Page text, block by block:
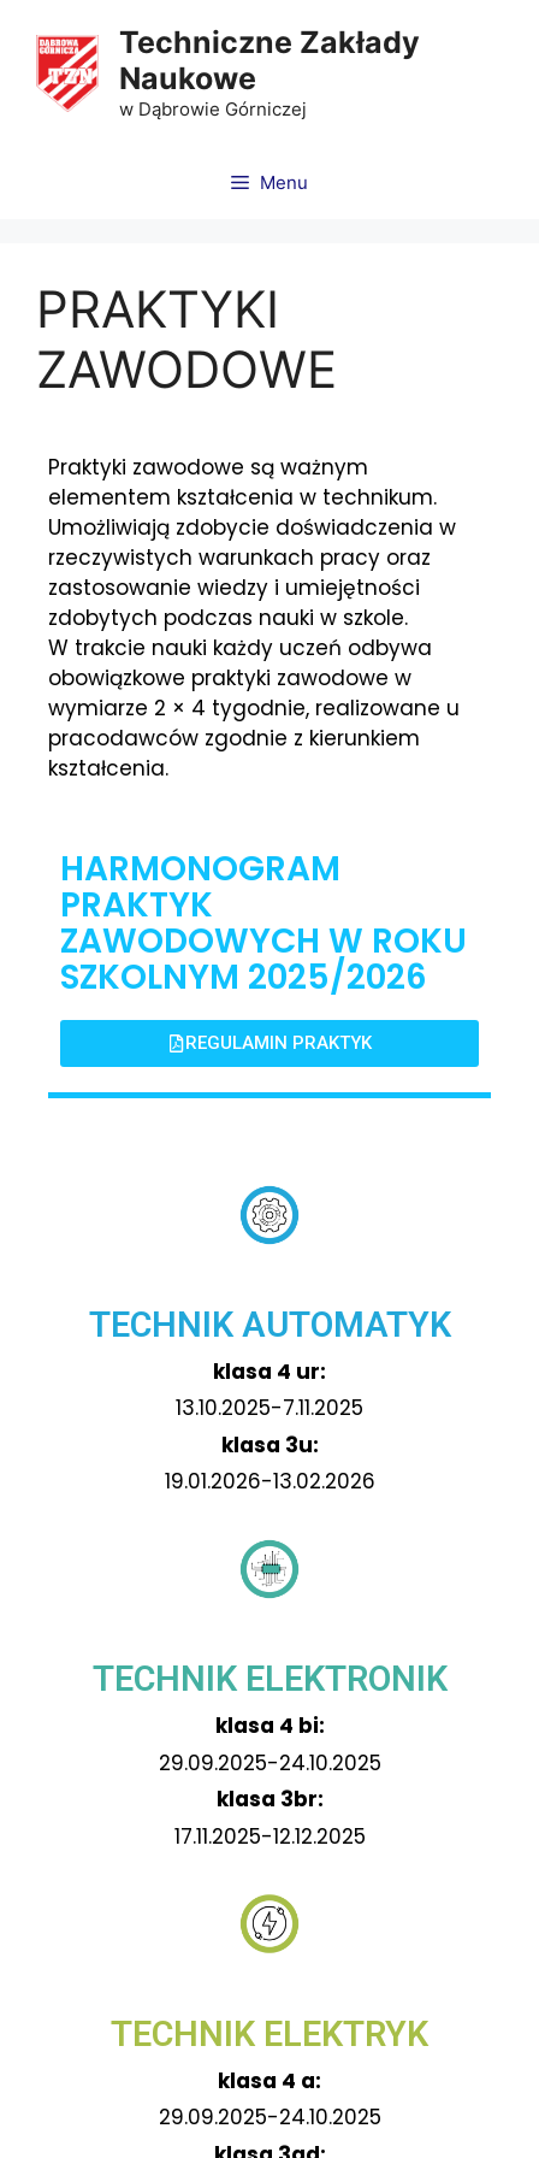
Techniczne Zakłady
Naukowe
w Dąbrowie Górniczej
Menu
PRAKTYKI
ZAWODOWE
Praktyki zawodowe są ważnym
elementem kształcenia w technikum.
Umożliwiają zdobycie doświadczenia w
rzeczywistych warunkach pracy oraz
zastosowanie wiedzy i umiejętności
zdobytych podczas nauki w szkole.
W trakcie nauki każdy uczeń odbywa
obowiązkowe praktyki zawodowe w
wymiarze 2 × 4 tygodnie, realizowane u
pracodawców zgodnie z kierunkiem
kształcenia.
HARMONOGRAM
PRAKTYK
ZAWODOWYCH W ROKU
SZKOLNYM 2025/2026
REGULAMIN PRAKTYK
TECHNIK AUTOMATYK
klasa 4 ur:
13.10.2025-7.11.2025
klasa 3u:
19.01.2026-13.02.2026
TECHNIK ELEKTRONIK
klasa 4 bi:
29.09.2025-24.10.2025
klasa 3br:
17.11.2025-12.12.2025
TECHNIK ELEKTRYK
klasa 4 a:
29.09.2025-24.10.2025